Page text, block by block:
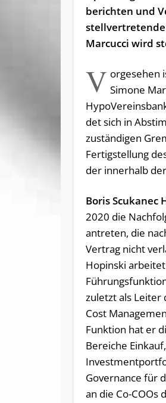
berichten und
Marcucci wird
V orgesehen
Simone
det sich in
zu­stän­di­gen
Fer­tig­stel­lung
der in­ner­halb
Boris Scukanec
2020 die
antreten, die
Vertrag nicht
Hopinski
zuletzt als Leiter
Cost
Funktion hat er
Bereiche
Governance für
an die Co-COOs